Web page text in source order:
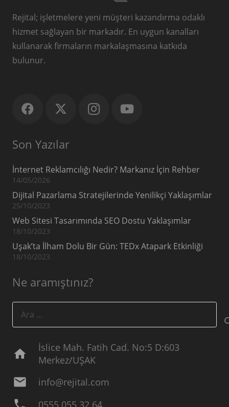
Rejital; işletmelere yeni müşteri kazandırma odaklı
hizmet sağlayan bir markadır. En uygun kanalları
kullanarak firmaların markalaşmasına katkıda
bulunur.
Son Yazılar
İnternet Reklamcılığı Nedir? Markanız İçin Rehber
14/05/2026
Dijital Pazarlama Stratejilerinde Yenilikçi Yaklaşımlar
25/10/2023
Web Sitesi Tasarımında SEO Dostu Yaklaşımlar
18/10/2023
Uşak’ta İlham Dolu Bir Gün: TEDx Atapark Etkinliği
18/10/2023
Ne aramıştınız?
home
İslice Mah. Fatih Cad. No:5 D:603
Merkez/UŞAK
mail info@rejital.com
0555 055 32 64